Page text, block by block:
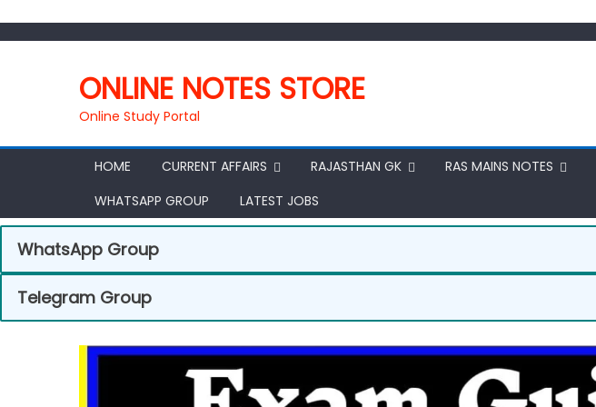
ONLINE NOTES STORE
Online Study Portal
HOME CURRENT AFFAIRS RAJASTHAN GK RAS MAINS NOTES
WHATSAPP GROUP
LATEST JOBS
WhatsApp Group
Telegram Group